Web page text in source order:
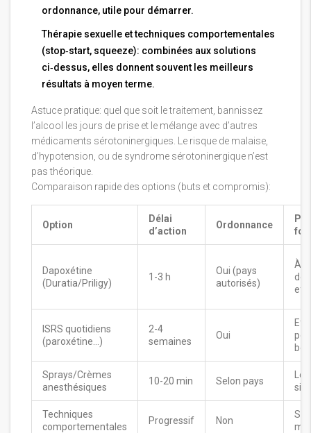
ordonnance, utile pour démarrer.
Thérapie sexuelle et techniques comportementales
(stop‑start, squeeze): combinées aux solutions
ci‑dessus, elles donnent souvent les meilleurs
résultats à moyen terme.
Astuce pratique: quel que soit le traitement, bannissez
l’alcool les jours de prise et le mélange avec d’autres
médicaments sérotoninergiques. Le risque de malaise,
d’hypotension, ou de syndrome sérotoninergique n’est
pas théorique.
Comparaison rapide des options (buts et compromis):
Option
Délai
d’action
Ordonnance
Dapoxétine
(Duratia/Priligy)
1-3 h
Oui (pays
autorisés)
À la
ISRS quotidiens
(paroxétine…)
2-4
semaines
Oui
Sprays/Crèmes
anesthésiques
10-20 min Selon pays
Techniques
comportementales
Progressif Non